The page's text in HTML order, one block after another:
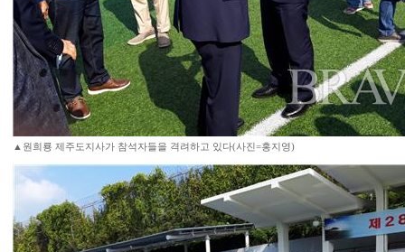
▲원희룡 제주도지사가 참석자들을 격려하고 있다(사진=홍지영)